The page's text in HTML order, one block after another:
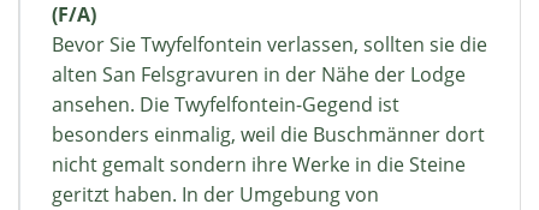
(F/A)
Bevor Sie Twyfelfontein verlassen, sollten sie die
alten San Felsgravuren in der Nähe der Lodge
ansehen. Die Twyfelfontein-Gegend ist
besonders einmalig, weil die Buschmänner dort
nicht gemalt sondern ihre Werke in die Steine
geritzt haben. In der Umgebung von